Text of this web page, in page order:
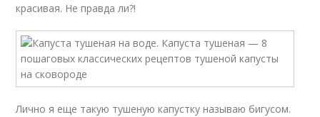
красивая. Не правда ли?!
Лично я еще такую тушеную капустку называю бигусом.